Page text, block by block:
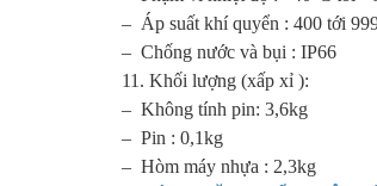
– Áp suất khí quyển : 400 tới
– Chống nước và bụi : IP66
11. Khối lượng (xấp xỉ ):
– Không tính pin: 3,6kg
– Pin : 0,1kg
– Hòm máy nhựa : 2,3kg